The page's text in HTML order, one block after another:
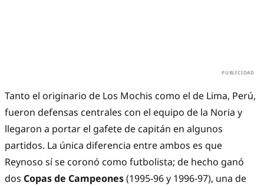
Tanto el originario de Los Mochis como el de Lima, Perú,
fueron defensas centrales con el equipo de la Noria y
llegaron a portar el gafete de capitán en algunos
partidos. La única diferencia entre ambos es que
Reynoso sí se coronó como futbolista; de hecho ganó
dos Copas de Campeones(1995-96 y 1996-97), una de